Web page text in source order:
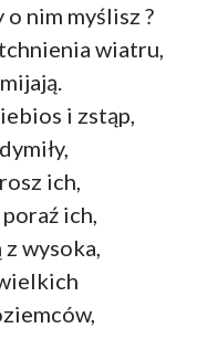
o nim myślisz ?
wiatru,
i zstąp,
ich,
ich,
wysoka,